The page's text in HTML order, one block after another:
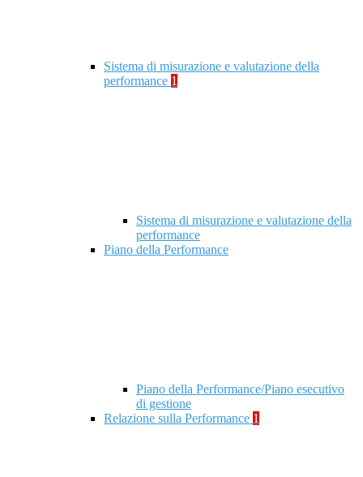
Sistema di misurazione e valutazione della
performance 1
Sistema di misurazione e valutazione della
performance
Piano della Performance
Piano della Performance/Piano esecutivo
di gestione
Relazione sulla Performance 1